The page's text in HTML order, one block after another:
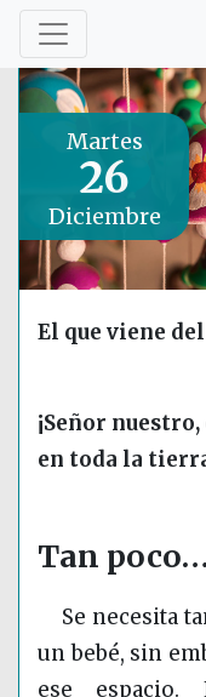
Martes
26
Diciembre
El que viene
¡Señor
en toda la
Tan poco…
Se necesita
un bebé, sin
ese espacio.